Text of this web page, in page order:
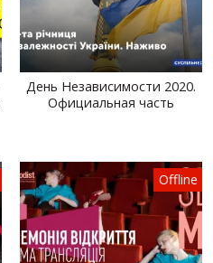
День Независимости 2020.
Официальная часть
Offline